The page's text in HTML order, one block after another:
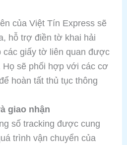
của Việt Tín Express sẽ
hỗ trợ điền tờ khai hải
các giấy tờ liên quan được
Họ sẽ phối hợp với các cơ
hoàn tất thủ tục thông
giao nhận
số tracking được cung
trình vận chuyển của